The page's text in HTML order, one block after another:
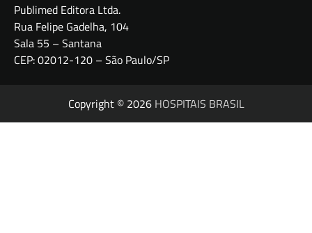
Publimed Editora Ltda.
Rua Felipe Gadelha, 104
Sala 55 – Santana
CEP: 02012-120 – São Paulo/SP
Copyright © 2026 HOSPITAIS BRASIL